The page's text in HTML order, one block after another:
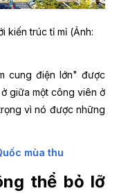
kiến trúc tỉ mỉ (Ảnh:
cung điện lớn" được
giữa một công viên ở
vì nó được những
mùa thu
thể bỏ lỡ